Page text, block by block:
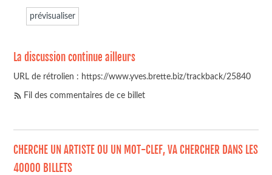
La discussion continue ailleurs
URL de rétrolien : https://www.yves.brette.biz/trackback/25840
Fil des commentaires de ce billet
CHERCHE UN ARTISTE OU UN MOT-CLEF, VA CHERCHER DANS LES
40000 BILLETS